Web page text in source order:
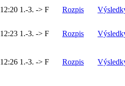
12:20 1.-3. -> F Rozpis
12:23 1.-3. -> F Rozpis
12:26 1.-3. -> F Rozpis